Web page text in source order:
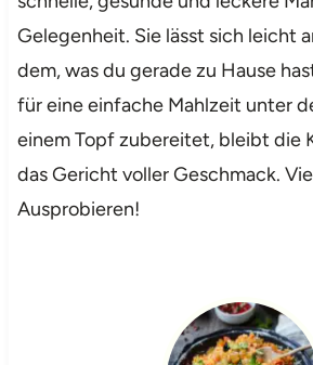
Gelegenheit. Sie lässt sich leicht
dem, was du gerade zu Hause
für eine einfache Mahlzeit unter
einem Topf zubereitet, bleibt die
das Gericht voller Geschmack.
Ausprobieren!